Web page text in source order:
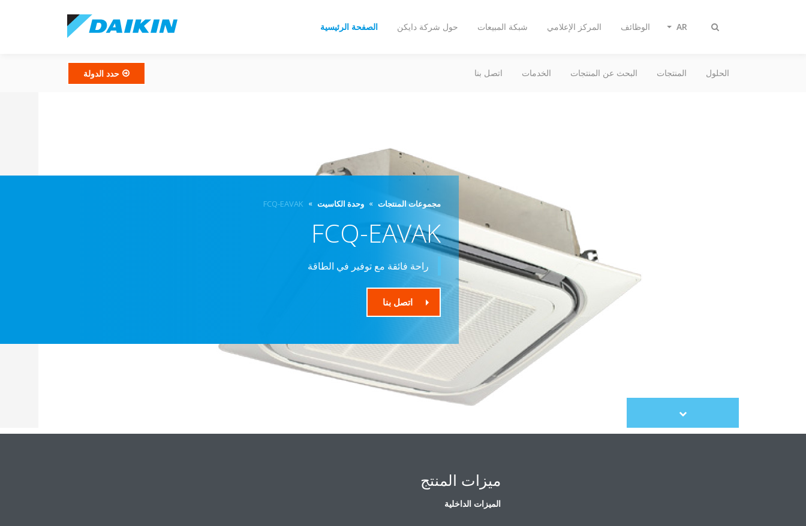
تبديل
الصفحة الرئيسية حول شركة دايكن شبكة المبيعات المركز الإعلامي الوظائف AR
الحلول المنتجات البحث عن المنتجات الخدمات اتصل بنا حدد الدولة
مجموعات المنتجات وحدة الكاسيت FCQ-EAVAK
FCQ-EAVAK
راحة فائقة مع توفير في الطاقة
اتصل بنا
Scroll
to
ميزات المنتج
الميزات الداخلية